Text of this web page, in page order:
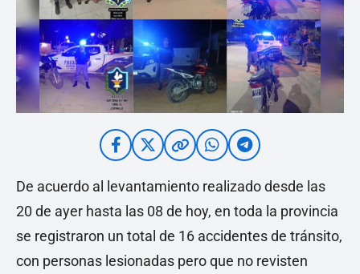
De acuerdo al levantamiento realizado desde las
20 de ayer hasta las 08 de hoy, en toda la provincia
se registraron un total de 16 accidentes de tránsito,
con personas lesionadas pero que no revisten